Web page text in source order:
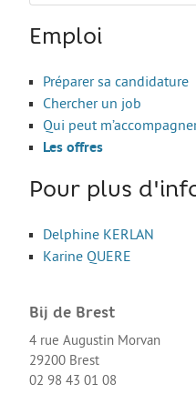
L’alternance
La formation continue
Métiers en uniforme
Année de Césure
INTERNATIONAL
Stages, Études,
Volontariat
Bénévolat
Séjours linguistiques
Emploi
Préparer sa candidature
Chercher un job
Qui peut
Les offres
Pour plus
Delphine KERLAN
Karine QUERE
Bij de Brest
4 rue Augustin Morvan
29200 Brest
02 98 43 01 08